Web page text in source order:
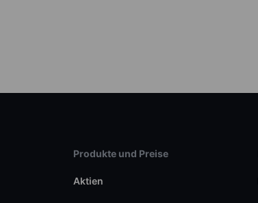
Produkte und Preise
Aktien